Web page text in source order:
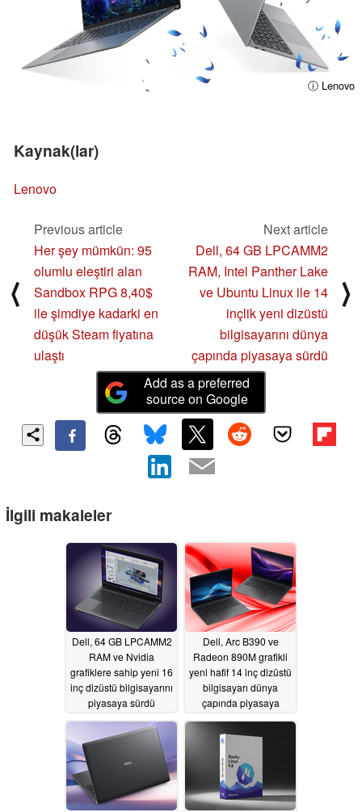
ⓘ Lenovo
Kaynak(lar)
Lenovo
⟨
Previous article
Her şey mümkün: 95
olumlu eleştiri alan
Sandbox RPG 8,40$
ile şimdiye kadarki en
düşük Steam fiyatına
ulaştı
Next article
Dell, 64 GB LPCAMM2
RAM, Intel Panther Lake
ve Ubuntu Linux ile 14
inçlik yeni dizüstü
bilgisayarını dünya
çapında piyasaya sürdü
⟩
Add as a preferred
source on Google
İlgili makaleler
Dell, 64 GB LPCAMM2
RAM ve Nvidia
grafiklere sahip yeni 16
inç dizüstü bilgisayarını
piyasaya sürdü
05/30/2026
Dell, Arc B390 ve
Radeon 890M grafikli
yeni hafif 14 inç dizüstü
bilgisayarı dünya
çapında piyasaya
05/30/2026